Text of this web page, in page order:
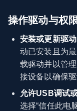
操作驱动与权
安装或更新驱
动已安装且为
载驱动并以管
接设备以确保驱
允许USB调试
选择“信任此电